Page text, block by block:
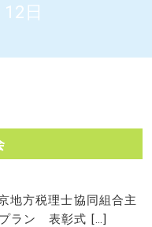
日
地方税理士協同組合主
プラン 表彰式 […]